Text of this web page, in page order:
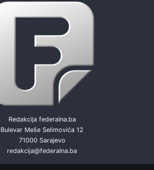
Redakcija federalna.ba
Bulevar Meše Selimovića 12
71000 Sarajevo
redakcija@federalna.ba